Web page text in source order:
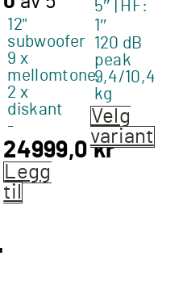
12"
subwoofer
9 x
mellomtone,
2 x
diskant
-
24999,0kr
Legg
til
5″ | HF:
1″
120 dB
peak
9,4/10,4
kg
Velg
variant